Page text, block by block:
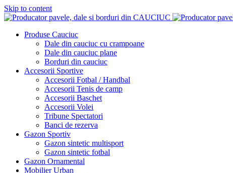
Skip to content
Produse Cauciuc
Dale din cauciuc cu crampoane
Dale din cauciuc plane​
Borduri din cauciuc
Accesorii Sportive
Accesorii Fotbal / Handbal
Accesorii Tenis de camp
Accesorii Baschet
Accesorii Volei
Tribune Spectatori
Banci de rezerva
Gazon Sportiv
Gazon sintetic multisport​
Gazon sintetic fotbal
Gazon Ornamental
Mobilier Urban